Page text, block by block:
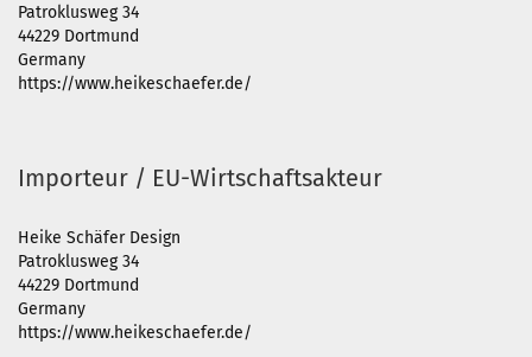
Patroklusweg 34
44229 Dortmund
Germany
https://www.heikeschaefer.de/
Importeur / EU-Wirtschaftsakteur
Heike Schäfer Design
Patroklusweg 34
44229 Dortmund
Germany
https://www.heikeschaefer.de/